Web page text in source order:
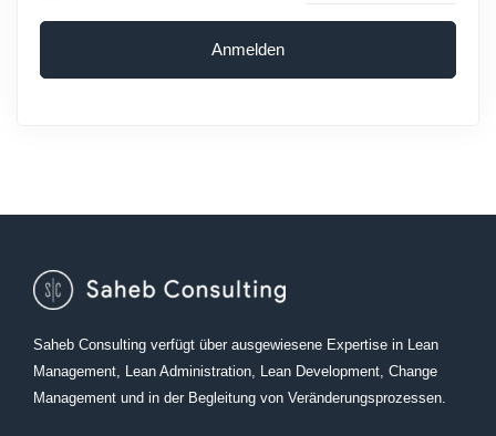
Anmelden
Saheb Consulting verfügt über ausgewiesene Expertise in Lean
Management, Lean Administration, Lean Development, Change
Management und in der Begleitung von Veränderungsprozessen.